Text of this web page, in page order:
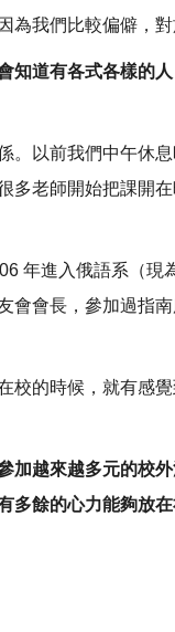
為我們比較偏僻，
知道有各式各樣的
。以前我們中午休
多老師開始把課開
年進入俄語系（
會會長，參加過指
校的時候，就有感
加越來越多元的校
多餘的心力能夠放在